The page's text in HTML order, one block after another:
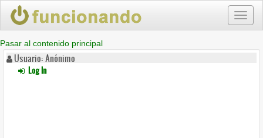
Pasar al contenido principal
Usuario: Anónimo
Log In